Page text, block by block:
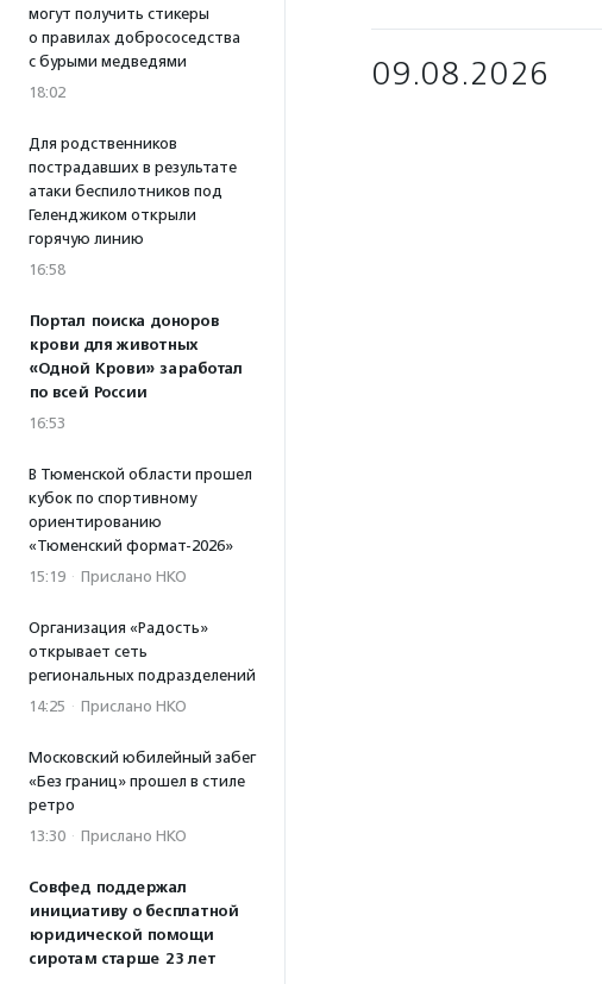
могут получить стикеры
о правилах добрососедства
с бурыми медведями
18:02
Для родственников
пострадавших в результате
атаки беспилотников под
Геленджиком открыли
горячую линию
16:58
Портал поиска доноров
крови для животных
«Одной Крови» заработал
по всей России
16:53
В Тюменской области прошел
кубок по спортивному
ориентированию
«Тюменский формат-2026»
15:19 · Прислано НКО
Организация «Радость»
открывает сеть
региональных подразделений
14:25 · Прислано НКО
Московский юбилейный забег
«Без границ» прошел в стиле
ретро
13:30 · Прислано НКО
Совфед поддержал
инициативу о бесплатной
юридической помощи
сиротам старше 23 лет
09.08.2026